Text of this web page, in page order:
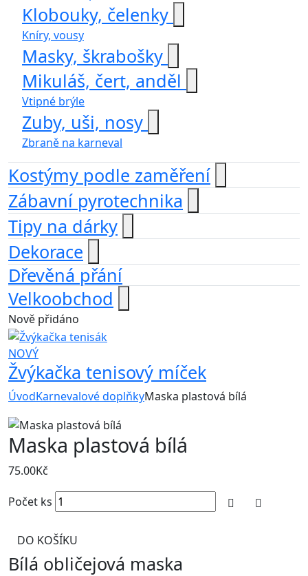
Klobouky, čelenky
Kníry, vousy
Masky, škrabošky
Mikuláš, čert, anděl
Vtipné brýle
Zuby, uši, nosy
Zbraně na karneval
Kostýmy podle zaměření
Zábavní pyrotechnika
Tipy na dárky
Dekorace
Dřevěná přání
Velkoobchod
Nově přidáno
NOVÝ
Žvýkačka tenisový míček
ÚvodKarnevalové doplňkyMaska plastová bílá
Maska plastová bílá
75.00Kč
Počet ks
DO KOŠÍKU
Bílá obličejová maska